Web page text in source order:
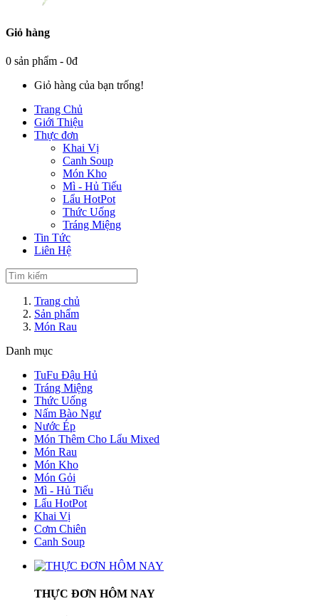
Giỏ hàng
0 sản phẩm - 0đ
Giỏ hàng của bạn trống!
Trang Chủ
Giới Thiệu
Thực đơn
Khai Vị
Canh Soup
Món Kho
Mì - Hủ Tiếu
Lẩu HotPot
Thức Uống
Tráng Miệng
Tin Tức
Liên Hệ
Trang chủ
Sản phẩm
Món Rau
Danh mục
TuFu Đậu Hủ
Tráng Miệng
Thức Uống
Nấm Bào Ngư
Nước Ép
Món Thêm Cho Lẩu Mixed
Món Rau
Món Kho
Món Gỏi
Mì - Hủ Tiếu
Lẩu HotPot
Khai Vị
Cơm Chiên
Canh Soup
THỰC ĐƠN HÔM NAY